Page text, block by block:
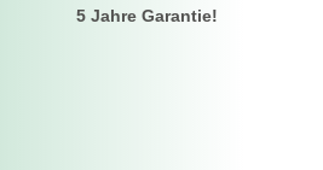
5 Jahre Garantie!